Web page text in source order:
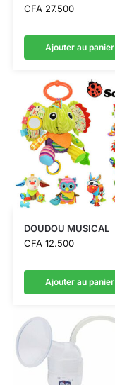
CFA27.500
Ajouter au panier
DOUDOU MUSICAL
CFA12.500
Ajouter au panier